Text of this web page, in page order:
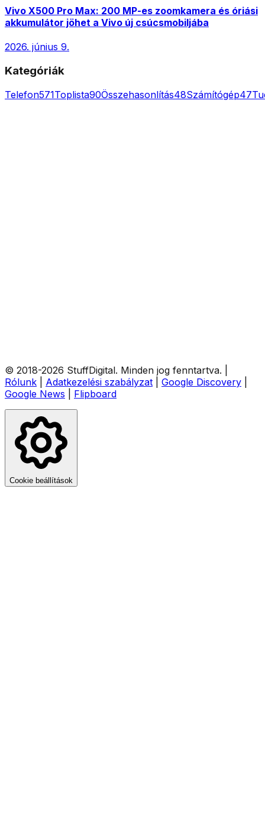
Vivo X500 Pro Max: 200 MP-es zoomkamera és óriási
akkumulátor jöhet a Vivo új csúcsmobiljába
2026. június 9.
Kategóriák
Telefon571Toplista90Összehasonlítás48Számítógép47
© 2018-2026 StuffDigital. Minden jog fenntartva.
Rólunk
Adatkezelési szabályzat Google Discovery
Google News
Flipboard
Cookie beállítások